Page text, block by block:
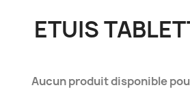
ETUIS
Aucun produit disponible